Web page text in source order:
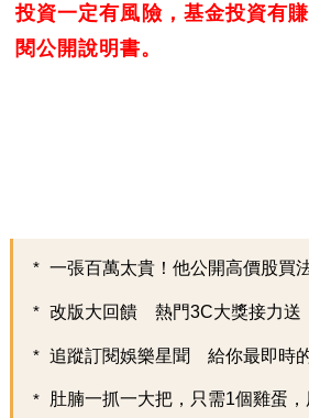
投資一定有風險，基金投資有
閱公開說明書。
一張百萬太貴！他公開高價股買
改版大回饋 熱門3C大獎接力送
追蹤訂閱娛樂星聞 給你最即時
肚腩一抓一大把，只需1個雞蛋